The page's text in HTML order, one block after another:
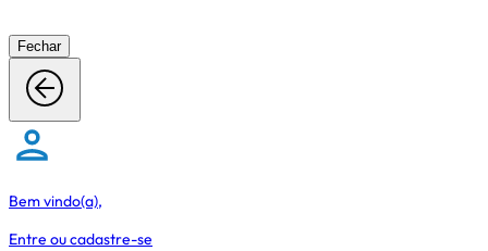
Fechar
Bem vindo(a),
Entre oucadastre-se